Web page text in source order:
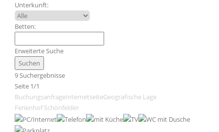
Unterkunft:
Betten:
Erweiterte Suche
9 Suchergebnisse
Seite 1/1
BuchungsanfrageInternetseiteGeografische Lage
Ferienhof Schönfelder